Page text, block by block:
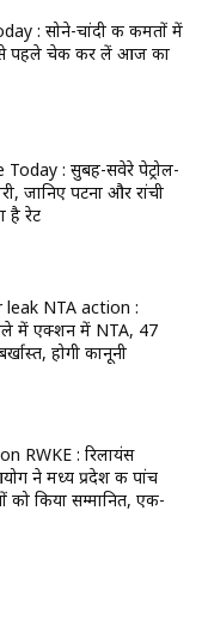
: सोने-चांदी की कीमतों में
से पहले चेक कर लें आज का
: सुबह-सवेरे पेट्रोल-
जानिए पटना और रांची
है रेट
leak NTA action :
में एक्शन में NTA, 47
होगी कानूनी
RWKE : रिलायंस
ने मध्य प्रदेश की पांच
को किया सम्मानित, एक-